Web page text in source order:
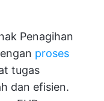
Penagihan
proses
tugas
dan efisien.